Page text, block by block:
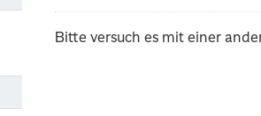
Bitte versuch es mit einer